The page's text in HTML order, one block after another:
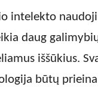
intelekto
daug
iššūkius.
būtų